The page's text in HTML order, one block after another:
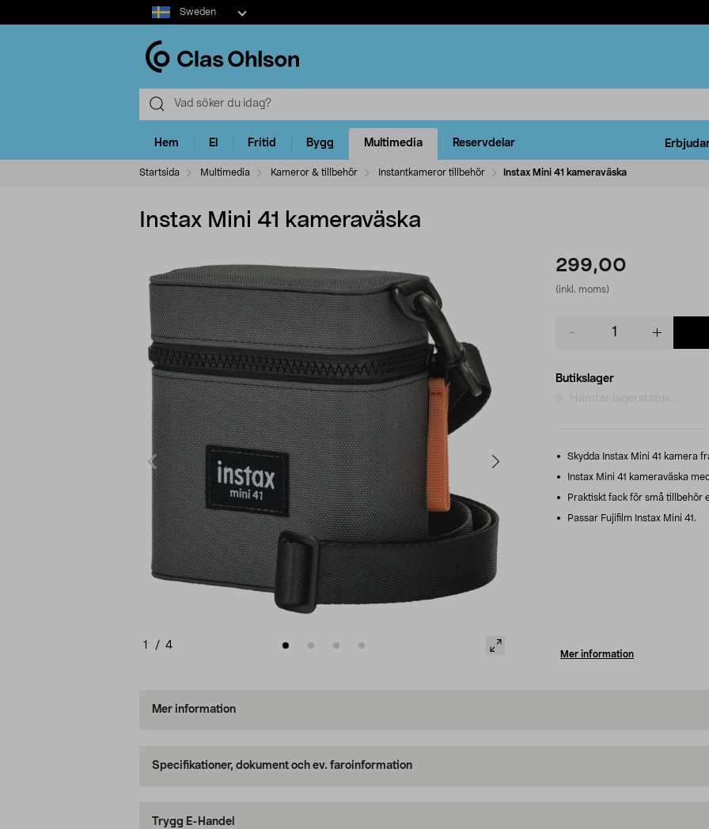
Select
market
Sweden
Hem El Fritid Bygg Multimedia Reservdelar
Startsida Multimedia Kameror & tillbehör Instantkameror tillbehör Instax Mini 41 kameraväska
Instax Mini 41 kameraväska
1 / 4
299,00
(inkl. moms)
Butikslager
Skydda Instax Mini 41 kamera
Instax Mini 41 kameraväska
Praktiskt fack för små tillbehör
Passar Fujifilm Instax Mini 41.
Mer information
Mer information
Specifikationer, dokument och ev. faroinformation
Trygg E-Handel